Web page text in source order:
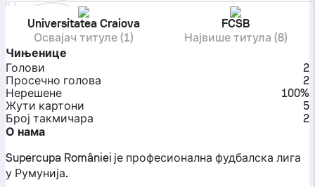
Universitatea Craiova
Освајач титуле (1)
FCSB
Највише титула (8)
Чињенице
Голови
2
Просечно голова
2
Нерешене
100%
Жути картони
5
Број такмичара
2
О нама
Supercupa României је професионална фудбалска лига
у Румунија.